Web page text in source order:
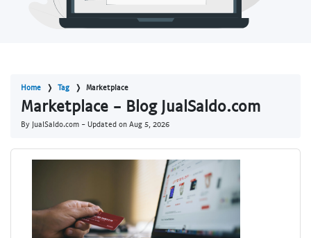
Home Tag Marketplace
Marketplace - Blog JualSaldo.com
By JualSaldo.com - Updated on Aug 5, 2026